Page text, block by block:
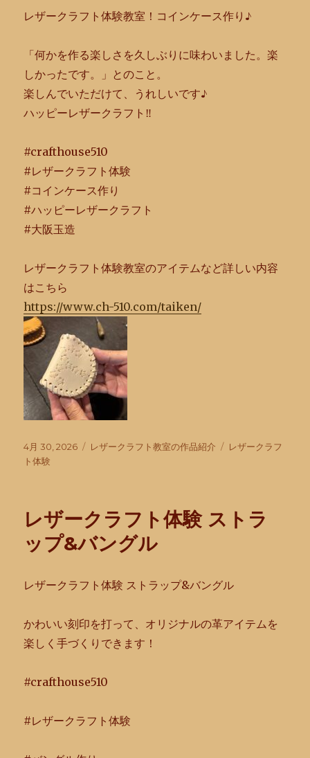
レザークラフト体験教室！コインケース作り♪
「何かを作る楽しさを久しぶりに味わいました。楽
しかったです。
」とのこと。
楽しんでいただけて、うれしいです♪
ハッピーレザークラフト‼︎
#crafthouse510
#レザークラフト体験
#コインケース作り
#ハッピーレザークラフト
#大阪玉造
レザークラフト体験教室のアイテムなど詳しい内容
はこちら
https://www.ch-510.com/taiken/
投
稿
4月 30, 2026
カ
レザークラフト教室の作品紹介
タ
レザークラフ
ト体験
レザークラフト体験 ストラ
ップ&バングル
レザークラフト体験 ストラップ&バングル
かわいい刻印を打って、 オリジナルの革アイテムを
楽しく手づくりできます！
#crafthouse510
#レザークラフト体験